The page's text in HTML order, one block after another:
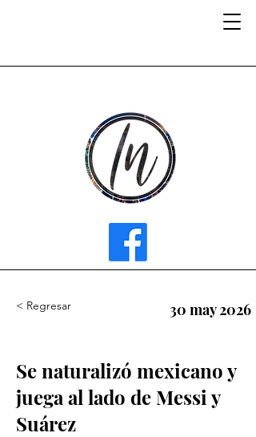
< Regresar 30 may 2026
Se naturalizó mexicano y
juega al lado de Messi y
Suárez